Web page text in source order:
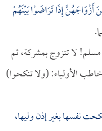
أَزْوَاجَهُنَّ إِذَا تَرَاضَوْا بَيْنَهُمْ
فيا مسلم! لا تتزوج بمشركة، ثم
بل خاطب الأولياء: (ولا تنكحوا)
نفسها بغير إذن وليها،